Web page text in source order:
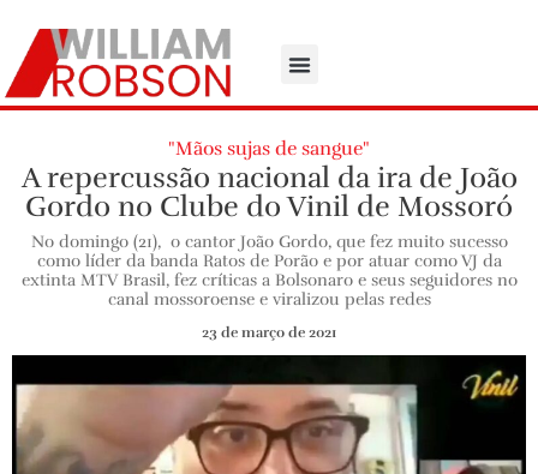
"Mãos sujas de sangue"
A repercussão nacional da ira de João
Gordo no Clube do Vinil de Mossoró
No domingo (21), o cantor João Gordo, que fez muito sucesso
como líder da banda Ratos de Porão e por atuar como VJ da
extinta MTV Brasil, fez críticas a Bolsonaro e seus seguidores no
canal mossoroense e viralizou pelas redes
23 de março de 2021